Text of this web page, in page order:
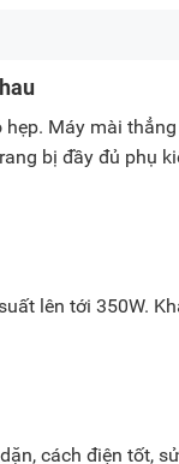
hẹp. Máy mài thẳng
bị đầy đủ phụ
lên tới 350W.
cách điện tốt, sử